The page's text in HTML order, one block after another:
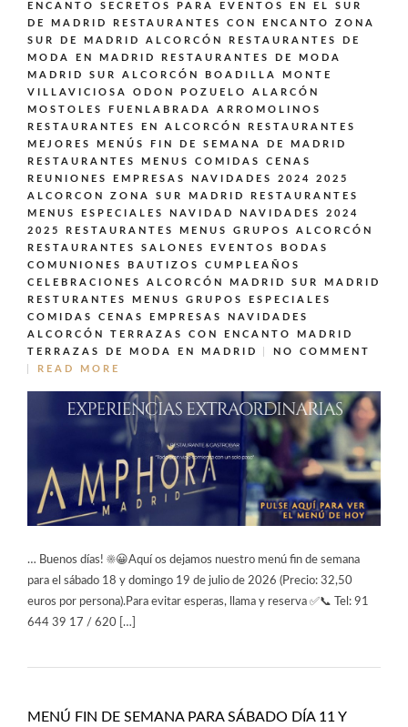
ENCANTO SECRETOS PARA EVENTOS EN EL SUR
DE MADRID
RESTAURANTES CON ENCANTO ZONA
SUR DE MADRID ALCORCÓN
RESTAURANTES DE
MODA EN MADRID
RESTAURANTES DE MODA
MADRID SUR ALCORCÓN BOADILLA MONTE
VILLAVICIOSA ODON POZUELO ALARCÓN
MOSTOLES FUENLABRADA ARROMOLINOS
RESTAURANTES EN ALCORCÓN
RESTAURANTES
MEJORES MENÚS FIN DE SEMANA DE MADRID
RESTAURANTES MENUS COMIDAS CENAS
REUNIONES EMPRESAS NAVIDADES 2024 2025
ALCORCON ZONA SUR MADRID
RESTAURANTES
MENUS ESPECIALES NAVIDAD NAVIDADES 2024
2025
RESTAURANTES MENUS GRUPOS ALCORCÓN
RESTAURANTES SALONES EVENTOS BODAS
COMUNIONES BAUTIZOS CUMPLEAÑOS
CELEBRACIONES ALCORCÓN MADRID SUR MADRID
RESTURANTES MENUS GRUPOS ESPECIALES
COMIDAS CENAS EMPRESAS NAVIDADES
ALCORCÓN
TERRAZAS CON ENCANTO MADRID
TERRAZAS DE MODA EN MADRID
NO COMMENT
READ MORE
… Buenos días! ☀️😀Aquí os dejamos nuestro menú fin de semana
para el sábado 18 y domingo 19 de julio de 2026 (Precio: 32,50
euros por persona).Para evitar esperas, llama y reserva ✅📞 Tel: 91
644 39 17 / 620 […]
MENÚ FIN DE SEMANA PARA SÁBADO DÍA 11 Y